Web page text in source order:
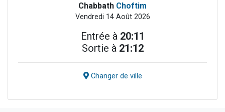
Chabbath Choftim
Vendredi 14 Août 2026
Entrée à 20:11
Sortie à 21:12
Changer de ville